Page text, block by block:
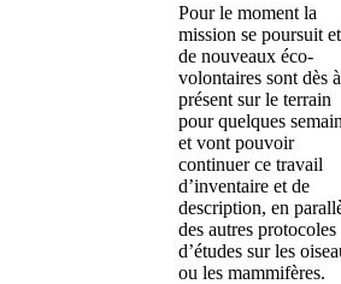
Pour le moment la
mission se poursuit et
de nouveaux éco-
volontaires sont dès à
présent sur le terrain
pour quelques
et vont pouvoir
continuer ce travail
d’inventaire et de
description, en
des autres protocoles
d’études sur les
ou les mammifères.